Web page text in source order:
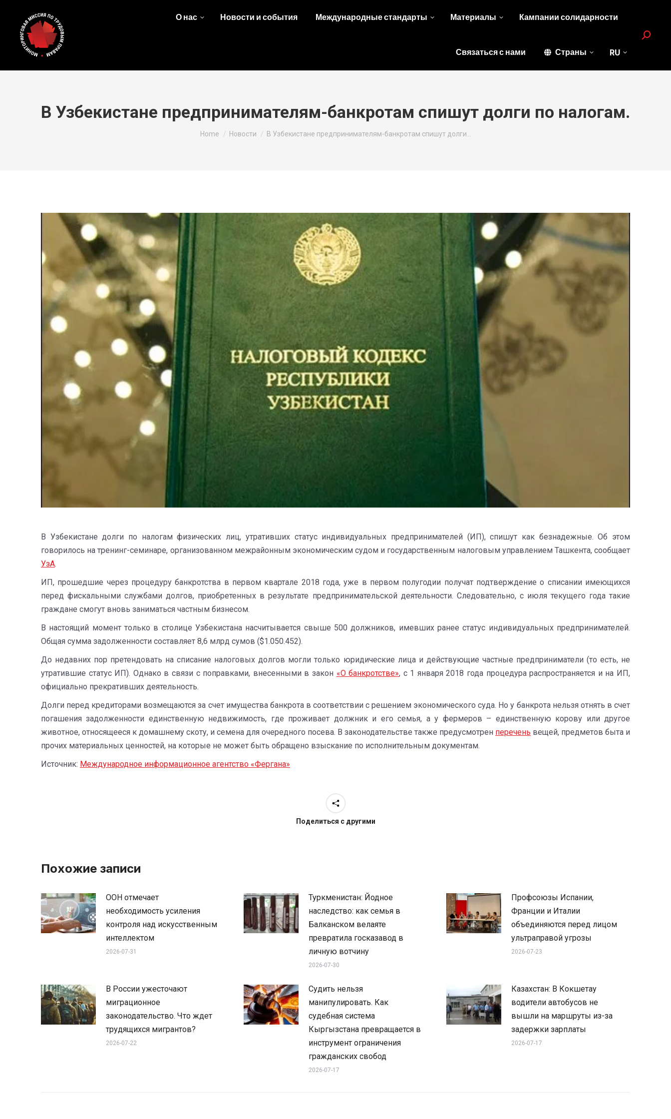
О нас Новости и события Международные стандарты Материалы Кампании солидарности
Связаться с нами Страны RU
Search:
В Узбекистане предпринимателям-банкротам спишут долги по налогам.
You are here:
Home Новости В Узбекистане предпринимателям-банкротам спишут долги…
В Узбекистане долги по налогам физических лиц, утративших статус индивидуальных предпринимателей (ИП), спишут как безнадежные. Об этом
говорилось на тренинг-семинаре, организованном межрайонным экономическим судом и государственным налоговым управлением Ташкента, сообщает
УзА.
ИП, прошедшие через процедуру банкротства в первом квартале 2018 года, уже в первом полугодии получат подтверждение о списании имеющихся
перед фискальными службами долгов, приобретенных в результате предпринимательской деятельности. Следовательно, с июля текущего года такие
граждане смогут вновь заниматься частным бизнесом.
В настоящий момент только в столице Узбекистана насчитывается свыше 500 должников, имевших ранее статус индивидуальных предпринимателей.
Общая сумма задолженности составляет 8,6 млрд сумов ($1.050.452).
До недавних пор претендовать на списание налоговых долгов могли только юридические лица и действующие частные предприниматели (то есть, не
утратившие статус ИП). Однако в связи с поправками, внесенными в закон «О банкротстве», с 1 января 2018 года процедура распространяется и на ИП,
официально прекративших деятельность.
Долги перед кредиторами возмещаются за счет имущества банкрота в соответствии с решением экономического суда. Но у банкрота нельзя отнять в счет
погашения задолженности единственную недвижимость, где проживает должник и его семья, а у фермеров – единственную корову или другое
животное, относящееся к домашнему скоту, и семена для очередного посева. В законодательстве также предусмотрен перечень вещей, предметов быта и
прочих материальных ценностей, на которые не может быть обращено взыскание по исполнительным документам.
Источник: Международное информационное агентство «Фергана»
Поделиться с другими
Похожие записи
ООН отмечает
необходимость усиления
контроля над искусственным
интеллектом
2026-07-31
Туркменистан: Йодное
наследство: как семья в
Балканском велаяте
превратила госказавод в
личную вотчину
2026-07-30
Профсоюзы Испании,
Франции и Италии
объединяются перед лицом
ультраправой угрозы
2026-07-23
В России ужесточают
миграционное
законодательство. Что ждет
трудящихся мигрантов?
2026-07-22
Судить нельзя
манипулировать. Как
судебная система
Кыргызстана превращается в
инструмент ограничения
гражданских свобод
2026-07-17
Казахстан: В Кокшетау
водители автобусов не
вышли на маршруты из-за
задержки зарплаты
2026-07-17